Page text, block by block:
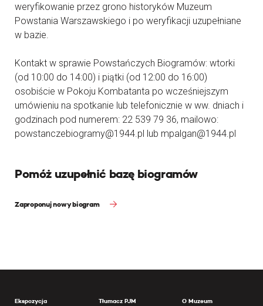
weryfikowanie przez grono historyków Muzeum
Powstania Warszawskiego i po weryfikacji uzupełniane
w bazie.
Kontakt w sprawie Powstańczych Biogramów: wtorki
(od 10:00 do 14:00) i piątki (od 12:00 do 16:00)
osobiście w Pokoju Kombatanta po wcześniejszym
umówieniu na spotkanie lub telefonicznie w ww. dniach i
godzinach pod numerem: 22 539 79 36, mailowo:
powstanczebiogramy@1944.pl lub mpalgan@1944.pl
Pomóż uzupełnić bazę biogramów
Zaproponuj nowy biogram
Ekspozycja Tłumacz PJM O Muzeum